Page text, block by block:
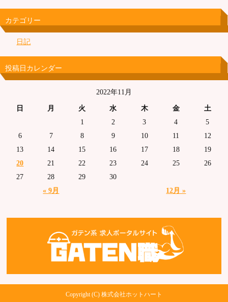
カテゴリー
日記
投稿日カレンダー
2022年11月
日 月 火 水 木 金 土
« 9月 12月 »
1 2 3 4
5
6
7 8 9 10 11
12
13
14 15 16 17 18
19
20
21 22 23 24 25
26
27
28 29 30
Copyright (C) 株式会社ホットハート